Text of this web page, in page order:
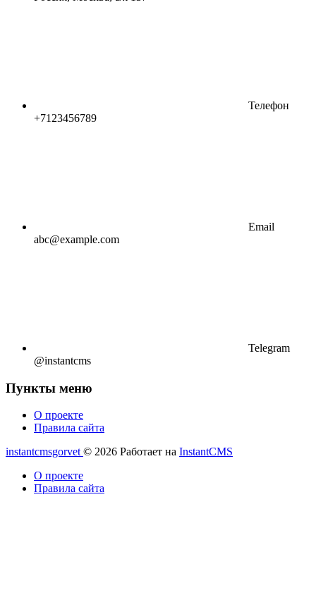
Телефон
+7123456789
Email
abc@example.com
Telegram
@instantcms
Пункты меню
О проекте
Правила сайта
instantcmsgorvet © 2026 Работает на InstantCMS
О проекте
Правила сайта